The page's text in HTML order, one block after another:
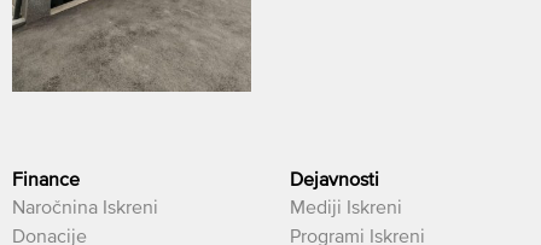
Finance
Naročnina Iskreni
Donacije
Dejavnosti
Mediji Iskreni
Programi Iskreni